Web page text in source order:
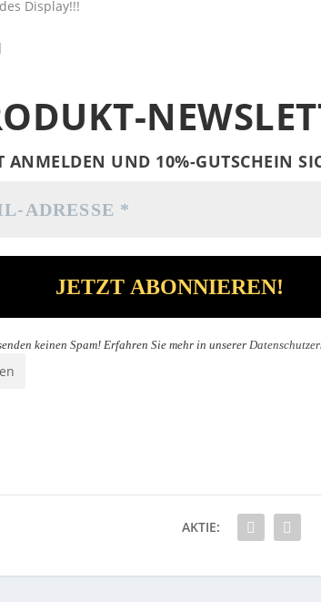
Display!!!
ANMELDEN UND 10%-GUTSCHEIN
keinen Spam! Erfahren Sie mehr in unserer
AKTIE: